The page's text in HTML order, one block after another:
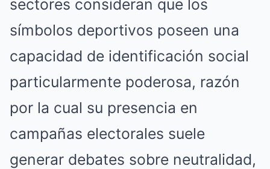
sectores consideran que los
símbolos deportivos poseen una
capacidad de identificación social
particularmente poderosa, razón
por la cual su presencia en
campañas electorales suele
generar debates sobre neutralidad,